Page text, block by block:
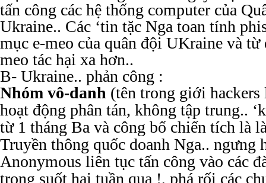
tấn công các hệ thống computer của
Ukraine.. Các ‘tin tặc Nga toan tính
mục e-meo của quân đội UKraine và từ
meo tác hại xa hơn..
B- Ukraine.. phản công :
Nhóm vô-danh (tên trong giới
hoạt động phân tán, không tập trung..
từ 1 tháng Ba và công bố chiến tích là
Truyền thông quốc doanh Nga.. ngưng
Anonymous liên tục tấn công vào các
trong suốt hai tuần qua !, phá rối các